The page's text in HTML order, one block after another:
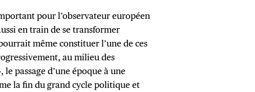
pour l’observateur européen
en train de se transformer
même constituer l’une de ces
au milieu des
le passage d’une époque à une
la fin du grand cycle politique et